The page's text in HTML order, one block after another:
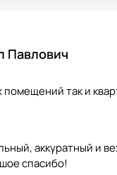
Павлович
так и
аккуратный и
спасибо!